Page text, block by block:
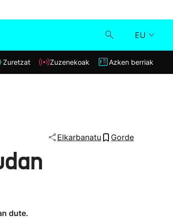
EU
Klisk
Zuretzat Zuzenekoak Azken berriak
Elkarbanatu Gorde
dute.